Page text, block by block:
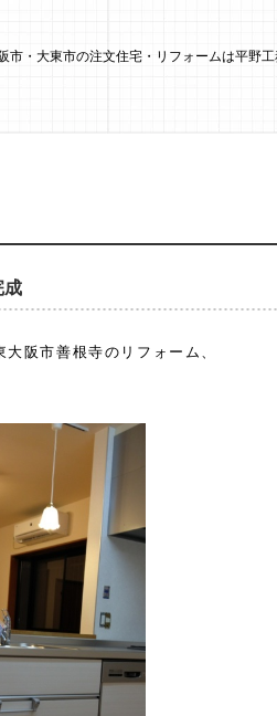
市・大東市の注文住宅・リフォームは平野
成
阪市善根寺のリフォーム、